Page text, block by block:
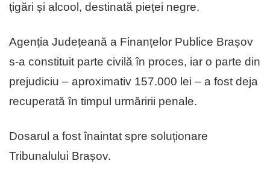
țigări și alcool, destinată pieței negre.
Agenția Județeană a Finanțelor Publice Brașov
s-a constituit parte civilă în proces, iar o parte din
prejudiciu – aproximativ 157.000 lei – a fost deja
recuperată în timpul urmăririi penale.
Dosarul a fost înaintat spre soluționare
Tribunalului Brașov.